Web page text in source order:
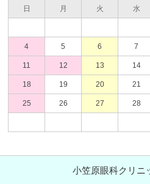
日 月 火 水
4 5 6 7
11 12 13 14
18 19 20 21
25 26 27 28
小笠原眼科クリニ